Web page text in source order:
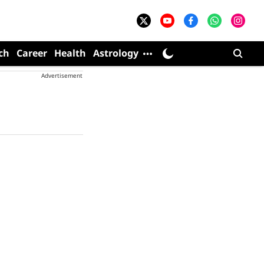
Career Health Astrology
Advertisement